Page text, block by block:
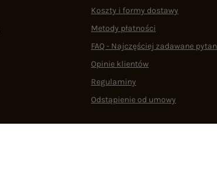
Koszty i formy dostawy
Metody płatności
FAQ - Najczęściej zadawane
Opinie klientów
Regulaminy
Odstąpienie od umowy